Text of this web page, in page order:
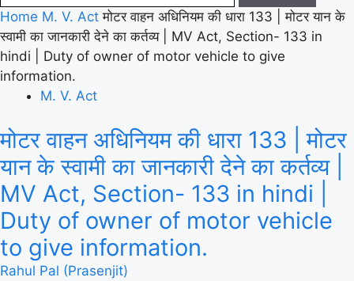
Home M. V. Act मोटर वाहन अधिनियम की धारा 133 | मोटर यान के
स्वामी का जानकारी देने का कर्तव्य | MV Act, Section- 133 in
hindi | Duty of owner of motor vehicle to give
information.
M. V. Act
मोटर वाहन अधिनियम की धारा 133 | मोटर
यान के स्वामी का जानकारी देने का कर्तव्य |
MV Act, Section- 133 in hindi |
Duty of owner of motor vehicle
to give information.
Rahul Pal (Prasenjit)